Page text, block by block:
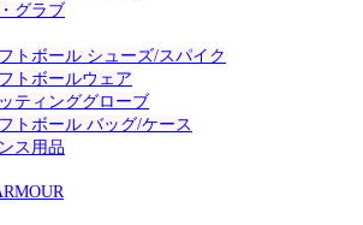
グラブ
トボール シューズ/スパイク
トボールウェア
ティンググローブ
トボール バッグ/ケース
ス用品